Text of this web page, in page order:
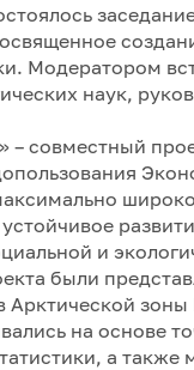
Модератором
наук,
– совместный
и
были
Арктической
на основе
а также